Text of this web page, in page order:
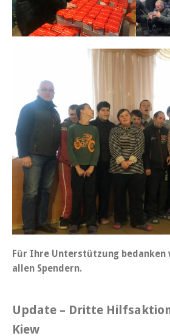
Für Ihre Unterstützung bedanken
allen Spendern.
Update – Dritte
Kiew